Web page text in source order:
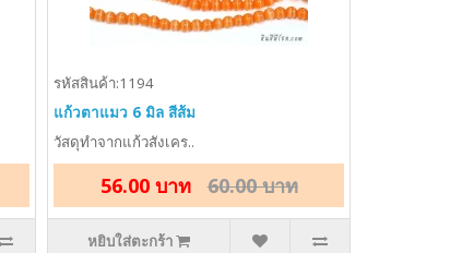
รหัสสินค้า:1194
แก้วตาแมว 6 มิล สีส้ม
วัสดุทำจากแก้วสังเคร..
56.00 บาท 60.00 บาท
หยิบใส่ตะกร้า